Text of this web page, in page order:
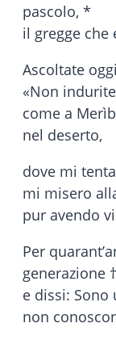
pascolo, *
il gregge che
Ascoltate
«Non
come a
nel deserto,
dove mi
mi misero
pur avendo
Per
generazione †
e dissi:
non